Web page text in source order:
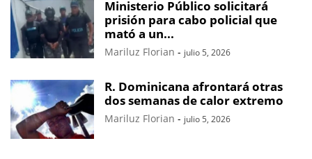
Ministerio Público solicitará
prisión para cabo policial que
mató a un...
Mariluz Florian - julio 5, 2026
R. Dominicana afrontará otras
dos semanas de calor extremo
Mariluz Florian - julio 5, 2026